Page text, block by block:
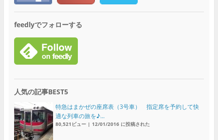
feedlyでフォローする
人気の記事BEST5
特急はまかぜの座席表（3号車） 指定席を予約して快
適な列車の旅を♪...
80,521ビュー| 12/01/2016 に投稿された